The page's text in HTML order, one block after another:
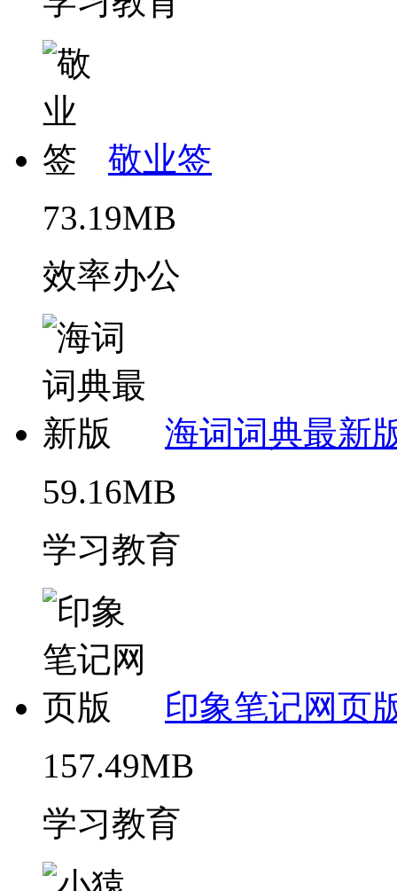
敬业签
73.19MB
效率办公
海词词典最新
59.16MB
学习教育
印象笔记网页
157.49MB
学习教育